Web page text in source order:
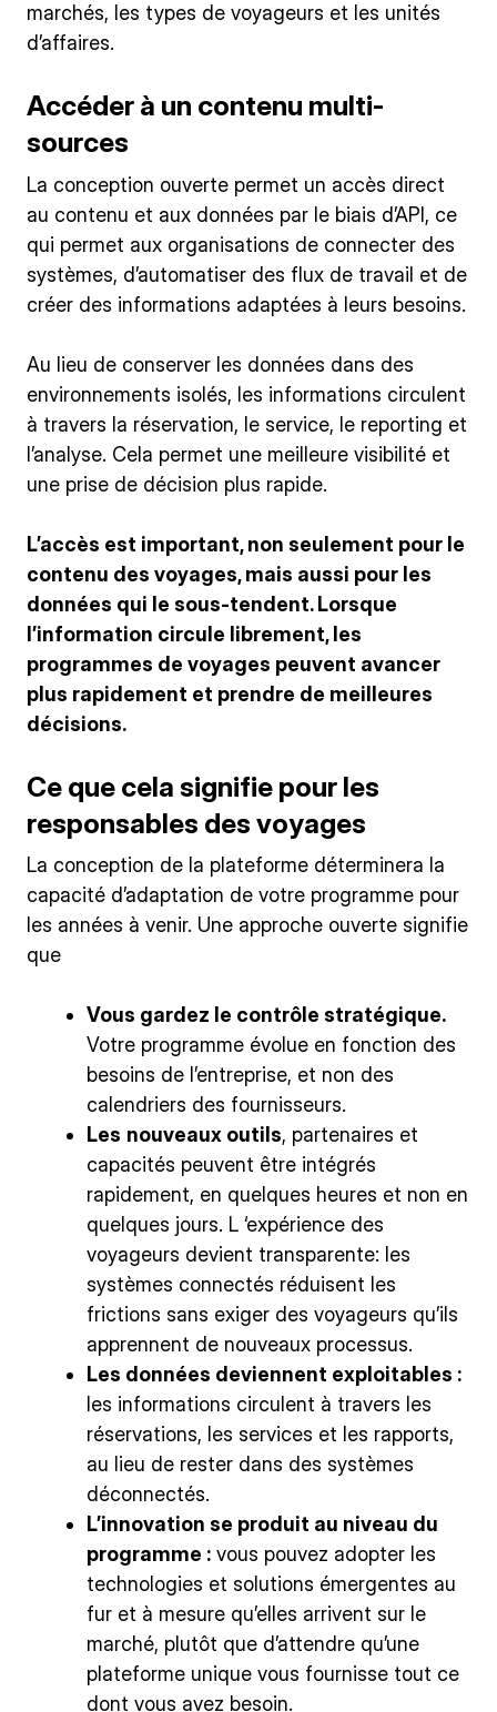
marchés, les types de voyageurs et les unités
d’affaires.
Accéder à un contenu multi-
sources
La conception ouverte permet un accès direct
au contenu et aux données par le biais d’API, ce
qui permet aux organisations de connecter des
systèmes, d’automatiser des flux de travail et de
créer des informations adaptées à leurs besoins.
Au lieu de conserver les données dans des
environnements isolés, les informations circulent
à travers la réservation, le service, le reporting et
l’analyse. Cela permet une meilleure visibilité et
une prise de décision plus rapide.
L’accès est important, non seulement pour le
contenu des voyages, mais aussi pour les
données qui le sous-tendent. Lorsque
l’information circule librement, les
programmes de voyages peuvent avancer
plus rapidement et prendre de meilleures
décisions.
Ce que cela signifie pour les
responsables des voyages
La conception de la plateforme déterminera la
capacité d’adaptation de votre programme pour
les années à venir. Une approche ouverte signifie
que
Vous gardez le contrôle stratégique.
Votre programme évolue en fonction des
besoins de l’entreprise, et non des
calendriers des fournisseurs.
Les nouveaux outils, partenaires et
capacités peuvent être intégrés
rapidement, en quelques heures et non en
quelques jours. L ‘expérience des
voyageurs devient transparente: les
systèmes connectés réduisent les
frictions sans exiger des voyageurs qu’ils
apprennent de nouveaux processus.
Les données deviennent exploitables :
les informations circulent à travers les
réservations, les services et les rapports,
au lieu de rester dans des systèmes
déconnectés.
L’innovation se produit au niveau du
programme : vous pouvez adopter les
technologies et solutions émergentes au
fur et à mesure qu’elles arrivent sur le
marché, plutôt que d’attendre qu’une
plateforme unique vous fournisse tout ce
dont vous avez besoin.